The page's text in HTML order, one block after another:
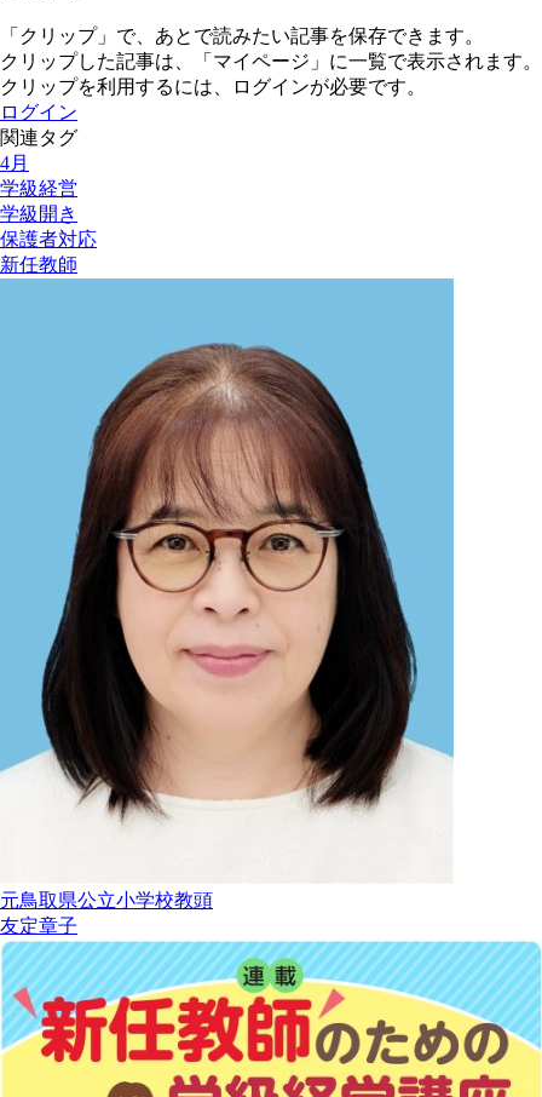
「クリップ」で、あとで読みたい記事を保存できます。
クリップした記事は、「マイページ」に一覧で表示されます。
クリップを利用するには、ログインが必要です。
ログイン
関連タグ
4月
学級経営
学級開き
保護者対応
新任教師
元鳥取県公立小学校教頭
友定章子